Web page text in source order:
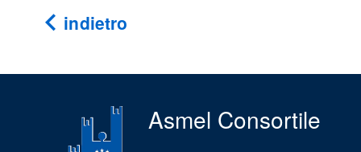
indietro
Asmel Consortile